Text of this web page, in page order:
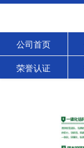
公司首页
荣誉认证